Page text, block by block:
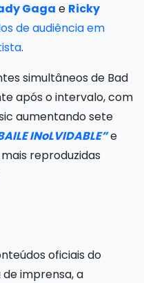
Gaga e Ricky
de audiência em
.
simultâneos de Bad
após o intervalo, com
aumentando sete
INoLVIDABLE”e
reproduzidas
oficiais do
imprensa, a